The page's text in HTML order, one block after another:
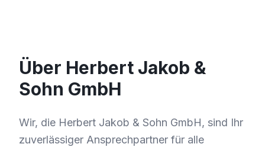
Über Herbert Jakob &
Sohn GmbH
Wir, die Herbert Jakob & Sohn GmbH, sind Ihr
zuverlässiger Ansprechpartner für alle